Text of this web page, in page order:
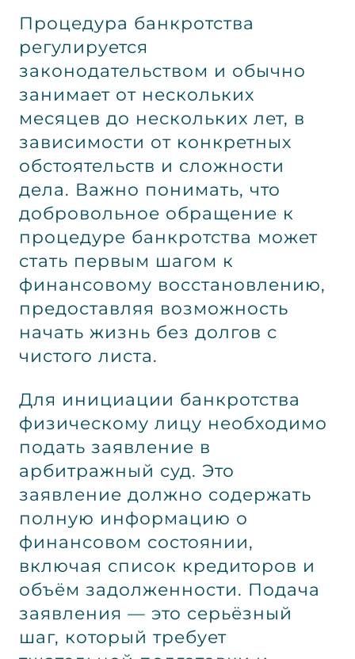
Процедура банкротства
регулируется
законодательством и обычно
занимает от нескольких
месяцев до нескольких лет, в
зависимости от конкретных
обстоятельств и сложности
дела. Важно понимать, что
добровольное обращение к
процедуре банкротства может
стать первым шагом к
финансовому восстановлению,
предоставляя возможность
начать жизнь без долгов с
чистого листа.
Для инициации банкротства
физическому лицу необходимо
подать заявление в
арбитражный суд. Это
заявление должно содержать
полную информацию о
финансовом состоянии,
включая список кредиторов и
объём задолженности. Подача
заявления — это серьёзный
шаг, который требует